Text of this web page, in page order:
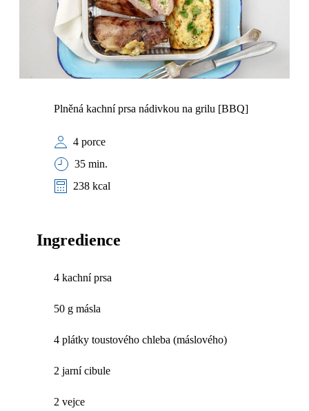
Plněná kachní prsa nádivkou na grilu [BBQ]
4 porce
35 min.
238 kcal
Ingredience
4 kachní prsa
50 g másla
4 plátky toustového chleba (máslového)
2 jarní cibule
2 vejce